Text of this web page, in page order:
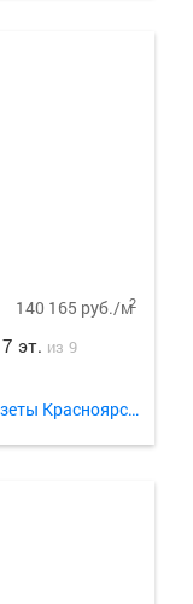
140 165 руб./м2
7 эт. из 9
Свердловский, им. газеты Красноярский Рабочий проспект 172